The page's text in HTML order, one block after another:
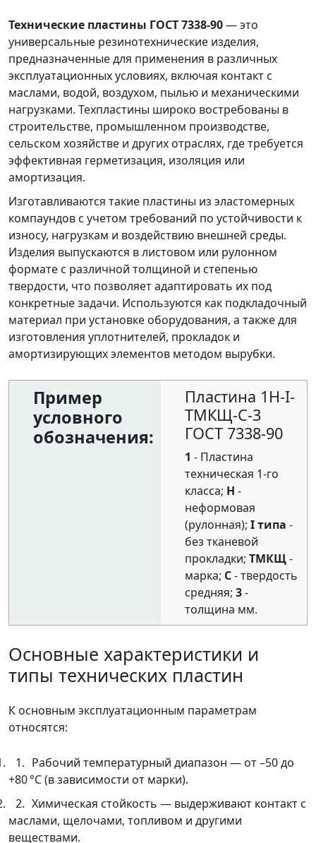
Технические пластины ГОСТ 7338-90— это
универсальные резинотехнические изделия,
предназначенные для применения в различных
эксплуатационных условиях, включая контакт с
маслами, водой, воздухом, пылью и механическими
нагрузками. Техпластины широко востребованы в
строительстве, промышленном производстве,
сельском хозяйстве и других отраслях, где требуется
эффективная герметизация, изоляция или
амортизация.
Изготавливаются такие пластины из эластомерных
компаундов с учетом требований по устойчивости к
износу, нагрузкам и воздействию внешней среды.
Изделия выпускаются в листовом или рулонном
формате с различной толщиной и степенью
твердости, что позволяет адаптировать их под
конкретные задачи. Используются как подкладочный
материал при установке оборудования, а также для
изготовления уплотнителей, прокладок и
амортизирующих элементов методом вырубки.
Пример
условного
обозначения:
Пластина 1Н-I-
ТМКЩ-С-3
ГОСТ 7338-90
1 - Пластина
техническая 1-го
класса; Н -
неформовая
(рулонная); I типа -
без тканевой
прокладки; ТМКЩ-
марка; С- твердость
средняя; 3-
толщина мм.
Основные характеристики и
типы технических пластин
К основным эксплуатационным параметрам
относятся:
Рабочий температурный диапазон — от –50 до
+80 °C (в зависимости от марки).
Химическая стойкость — выдерживают контакт с
маслами, щелочами, топливом и другими
веществами.